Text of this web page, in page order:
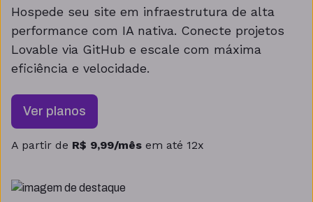
Hospede seu site em infraestrutura de alta
performance com IA nativa. Conecte projetos
Lovable via GitHub e escale com máxima
eficiência e velocidade.
Ver planos
A partir de R$ 9,99/mês em até 12x